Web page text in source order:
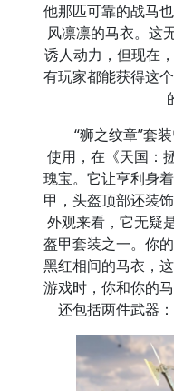
他那匹可靠的战马
风凛凛的马衣。这
诱人动力，但现在
有玩家都能获得这
“狮之纹章”套
使用，在《天国：
瑰宝。它让亨利身
甲，头盔顶部还装
外观来看，它无疑
盔甲套装之一。你
黑红相间的马衣，
游戏时，你和你的
还包括两件武器